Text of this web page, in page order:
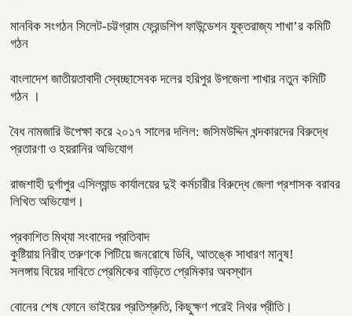
মানবিক সংগঠন সিলেট-চট্টগ্রাম ফ্রেন্ডশিপ ফাউন্ডেশন যুক্তরাজ্য শাখা’র কমিটি
গঠন
বাংলাদেশ জাতীয়তাবাদী স্বেচ্ছাসেবক দলের হরিপুর উপজেলা শাখার নতুন কমিটি
গঠন ।
বৈধ নামজারি উপেক্ষা করে ২০১৭ সালের দলিল: জসিমউদ্দিন খন্দকারদের বিরুদ্ধে
প্রতারণা ও হয়রানির অভিযোগ
রাজশাহী দুর্গাপুর এসিল্যান্ড কার্যালয়ের দুই কর্মচারীর বিরুদ্ধে জেলা প্রশাসক বরাবর
লিখিত অভিযোগ।
প্রকাশিত মিথ্যা সংবাদের প্রতিবাদ
কুষ্টিয়ায় নিরীহ তরুণকে পিটিয়ে জনরোষে ডিবি, আতঙ্কে সাধারণ মানুষ!
সলঙ্গায় বিয়ের দাবিতে প্রেমিকের বাড়িতে প্রেমিকার অবস্থান
বোনের শেষ ফোনে ভাইয়ের প্রতিশ্রুতি, কিছুক্ষণ পরেই নিথর প্রীতি।